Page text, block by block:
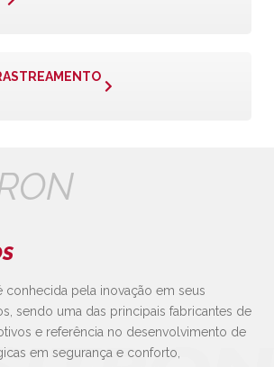
conhecida pela inovação em seus
sendo uma das principais fabricantes de
e referência no desenvolvimento de
em segurança e conforto,